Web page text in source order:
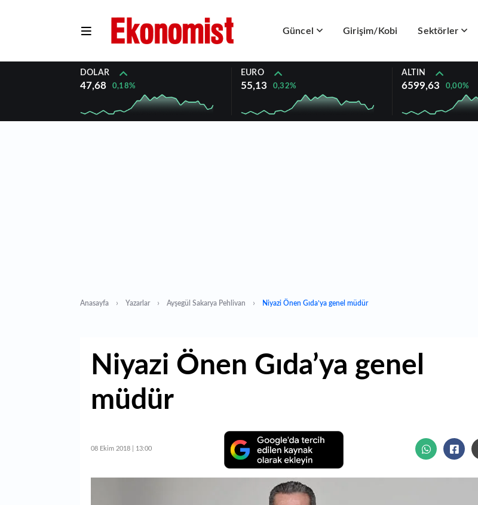
Güncel Girişim/Kobi Sektörler
DOLAR
47,68 0,18%
EURO
55,13 0,32%
ALTIN
6599,63 0,00%
Anasayfa Yazarlar Ayşegül Sakarya Pehlivan Niyazi Önen Gıda’ya genel müdür
Niyazi Önen Gıda’ya genel
müdür
08 Ekim 2018 | 13:00